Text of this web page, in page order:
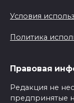
Условия
Политика
Правовая
Редакция не
предпринятые